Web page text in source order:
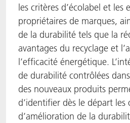
les critères d’écolabel et les
propriétaires de marques,
de la durabilité tels que la
avantages du recyclage et
l’efficacité énergétique.
de durabilité contrôlées
des nouveaux produits
d’identifier dès le départ
d’amélioration de la